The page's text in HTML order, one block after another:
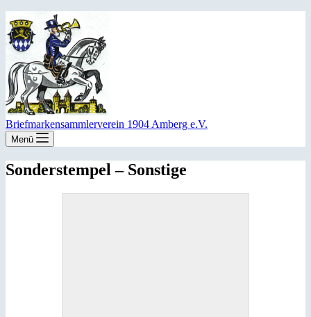
Briefmarkensammlerverein 1904 Amberg e.V.
Menü
Sonderstempel – Sonstige